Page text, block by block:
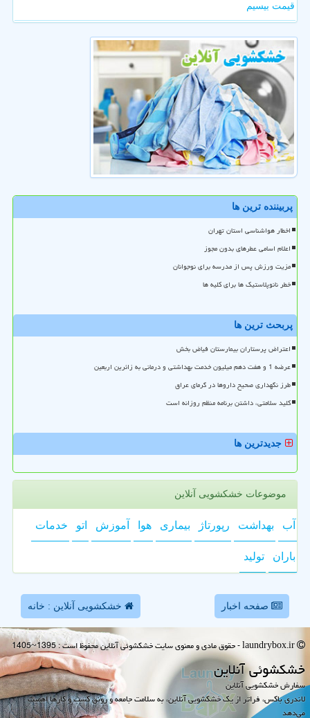
قیمت بیسیم
پربیننده ترین ها
اخطار هواشناسی استان تهران
اعلام اسامی عطرهای بدون مجوز
مزیت ورزش پس از مدرسه برای نوجوانان
خطر نانوپلاستیک ها برای کلیه ها
پربحث ترین ها
اعتراض پرستاران بیمارستان فیاض بخش
عرضه 1 و هفت دهم میلیون خدمت بهداشتی و درمانی به زائرین اربعین
طرز نگهداری صحیح داروها در گرمای عراق
کلید سلامتی، داشتن برنامه منظم روزانه است
جدیدترین ها
موضوعات خشکشویی آنلاین
آب بهداشت رپورتاژ بیماری هوا آموزش اتو خدمات
باران تولید
صفحه اخبار خشکشویی آنلاین : خانه
خشكشوئی آنلاین
سفارش خشکشویی آنلاین
لاندری باکس، فراتر از یک خشکشویی آنلاین، به سلامت جامعه و رونق کسب و کارها اهمیت
می‌دهد